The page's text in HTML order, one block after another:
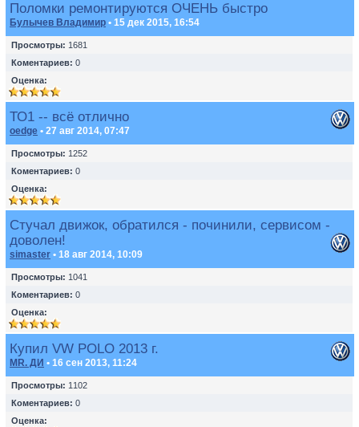
Поломки ремонтируются ОЧЕНЬ быстро
Булычев Владимир • 15 дек 2015, 16:54
Просмотры: 1681
Коментариев: 0
Оценка:
ТО1 -- всё отлично
oedge • 27 авг 2014, 07:47
Просмотры: 1252
Коментариев: 0
Оценка:
Стучал движок, обратился - починили, сервисом -
доволен!
simaster • 18 авг 2014, 10:09
Просмотры: 1041
Коментариев: 0
Оценка:
Купил VW POLO 2013 г.
MR. ДИ • 16 сен 2013, 11:24
Просмотры: 1102
Коментариев: 0
Оценка: